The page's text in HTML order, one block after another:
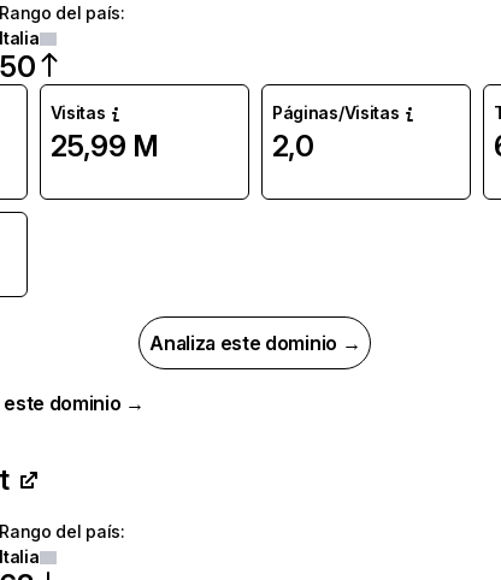
Rango del país:
Italia
50
Visitas
25,99 M
Páginas/Visitas
2,0
Analiza este dominio →
dominio →
Rango del país:
Italia